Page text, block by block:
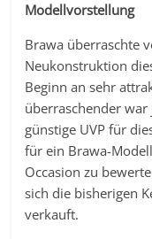
Modellvorstellung
Brawa überraschte
Neukonstruktion
Beginn an sehr
überraschender
günstige UVP für
für ein Brawa-
Occasion zu
sich die bisherigen
verkauft.